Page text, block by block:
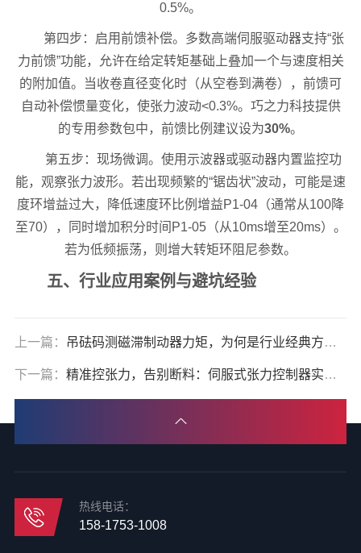
0.5%。
第四步：启用前馈补偿。多数高端伺服驱动器支持“张
力前馈”功能，允许在给定转矩基础上叠加一个与速度相关
的附加值。当收卷直径变化时（从空卷到满卷），前馈可
自动补偿惯量变化，使张力波动<0.3%。巧之力科技提供
的专用参数包中，前馈比例建议设为30%。
第五步：现场微调。使用示波器或驱动器内置监控功
能，观察张力波形。若出现频繁的“锯齿状”波动，可能是速
度环增益过大，降低速度环比例增益P1-04（通常从100降
至70），同时增加积分时间P1-05（从10ms增至20ms）。
若为低频振荡，则增大转矩环阻尼参数。
五、行业应用案例与避坑经验
上一篇： 吊砝码测磁滞制动器力矩，为何是行业经典方案？
下一篇： 精准控张力，告别断料：伺服式张力控制器实战指南
热线电话：
158-1753-1008